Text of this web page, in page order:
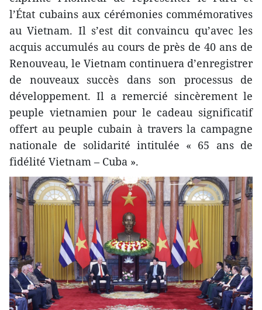
l’État cubains aux cérémonies commémoratives
au Vietnam. Il s’est dit convaincu qu’avec les
acquis accumulés au cours de près de 40 ans de
Renouveau, le Vietnam continuera d’enregistrer
de nouveaux succès dans son processus de
développement. Il a remercié sincèrement le
peuple vietnamien pour le cadeau significatif
offert au peuple cubain à travers la campagne
nationale de solidarité intitulée « 65 ans de
fidélité Vietnam – Cuba ».